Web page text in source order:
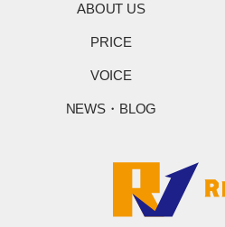
ABOUT US
PRICE
VOICE
NEWS・BLOG